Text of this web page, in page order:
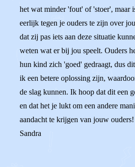
het wat minder 'fout' of 'stoer', maar
eerlijk tegen je ouders te zijn over
dat zij pas iets aan deze situatie
weten wat er bij jou speelt. Ouders
hun kind zich 'goed' gedraagt, dus
ik een betere oplossing zijn,
de slag kunnen. Ik hoop dat dit een
en dat het je lukt om een andere
aandacht te krijgen van jouw
Sandra